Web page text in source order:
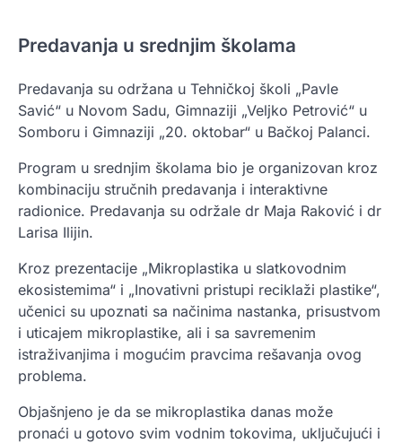
Predavanja u srednjim školama
Predavanja su održana u Tehničkoj školi „Pavle
Savić“ u Novom Sadu, Gimnaziji „Veljko Petrović“ u
Somboru i Gimnaziji „20. oktobar“ u Bačkoj Palanci.
Program u srednjim školama bio je organizovan kroz
kombinaciju stručnih predavanja i interaktivne
radionice. Predavanja su održale dr Maja Raković i dr
Larisa Ilijin.
Kroz prezentacije „Mikroplastika u slatkovodnim
ekosistemima“ i „Inovativni pristupi reciklaži plastike“,
učenici su upoznati sa načinima nastanka, prisustvom
i uticajem mikroplastike, ali i sa savremenim
istraživanjima i mogućim pravcima rešavanja ovog
problema.
Objašnjeno je da se mikroplastika danas može
pronaći u gotovo svim vodnim tokovima, uključujući i